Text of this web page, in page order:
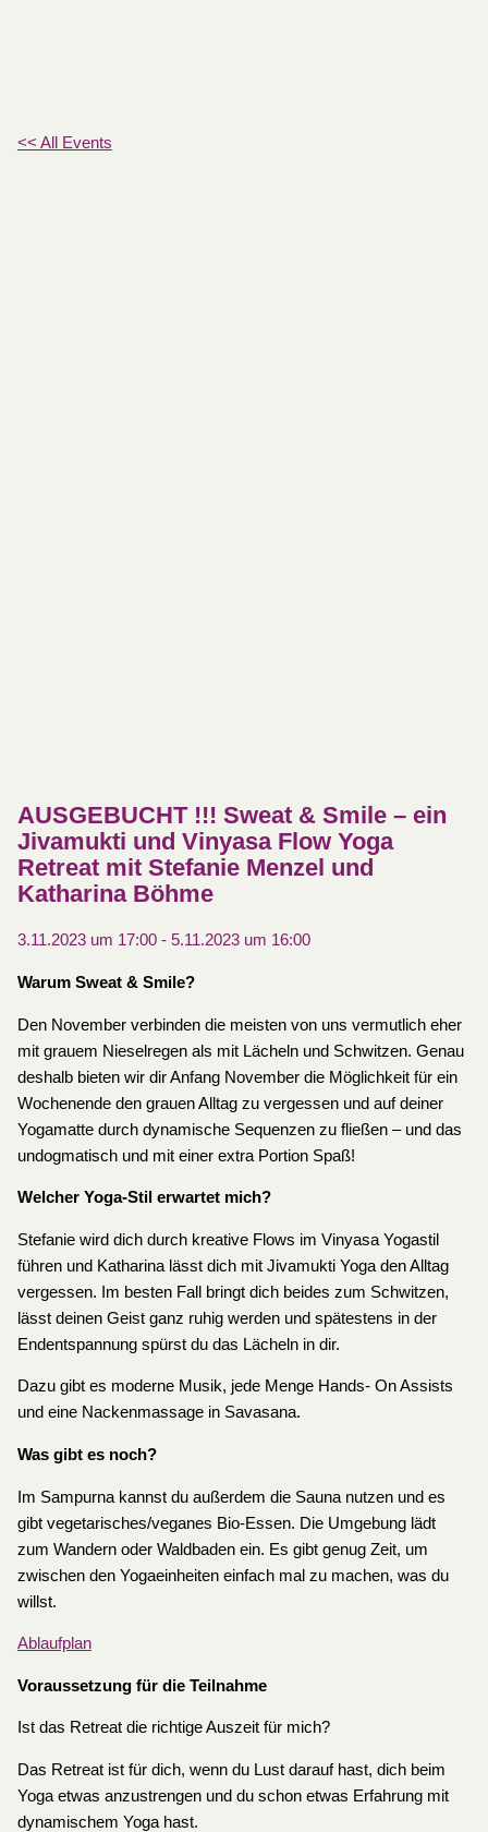
<< All Events
AUSGEBUCHT !!! Sweat & Smile – ein
Jivamukti und Vinyasa Flow Yoga
Retreat mit Stefanie Menzel und
Katharina Böhme
3.11.2023 um 17:00- 5.11.2023 um 16:00
Warum Sweat & Smile?
Den November verbinden die meisten von uns vermutlich eher
mit grauem Nieselregen als mit Lächeln und Schwitzen. Genau
deshalb bieten wir dir Anfang November die Möglichkeit für ein
Wochenende den grauen Alltag zu vergessen und auf deiner
Yogamatte durch dynamische Sequenzen zu fließen – und das
undogmatisch und mit einer extra Portion Spaß!
Welcher Yoga-Stil erwartet mich?
Stefanie wird dich durch kreative Flows im Vinyasa Yogastil
führen und Katharina lässt dich mit Jivamukti Yoga den Alltag
vergessen. Im besten Fall bringt dich beides zum Schwitzen,
lässt deinen Geist ganz ruhig werden und spätestens in der
Endentspannung spürst du das Lächeln in dir.
Dazu gibt es moderne Musik, jede Menge Hands- On Assists
und eine Nackenmassage in Savasana.
Was gibt es noch?
Im Sampurna kannst du außerdem die Sauna nutzen und es
gibt vegetarisches/veganes Bio-Essen. Die Umgebung lädt
zum Wandern oder Waldbaden ein. Es gibt genug Zeit, um
zwischen den Yogaeinheiten einfach mal zu machen, was du
willst.
Ablaufplan
Voraussetzung für die Teilnahme
Ist das Retreat die richtige Auszeit für mich?
Das Retreat ist für dich, wenn du Lust darauf hast, dich beim
Yoga etwas anzustrengen und du schon etwas Erfahrung mit
dynamischem Yoga hast.